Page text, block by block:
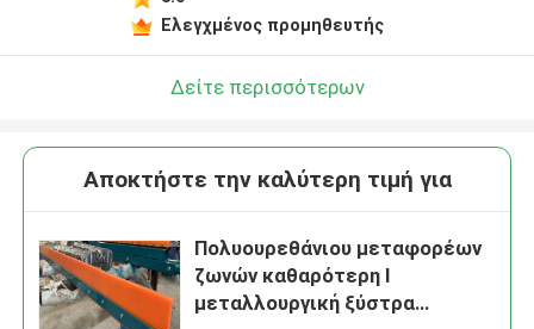
Ελεγχμένος προμηθευτής
Δείτε περισσότερων
Αποκτήστε την καλύτερη τιμή για
Πολυουρεθάνιου μεταφορέων
ζωνών καθαρότερη Ι
μεταλλουργική ξύστρα